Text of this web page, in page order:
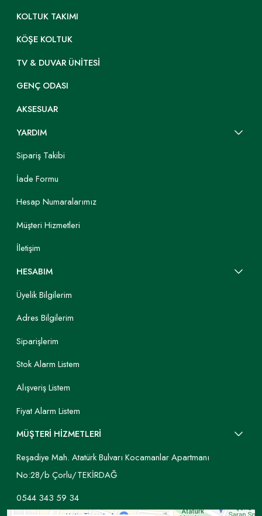
KOLTUK TAKIMI
KÖŞE KOLTUK
TV & DUVAR ÜNITESI
GENÇ ODASI
AKSESUAR
YARDIM
Sipariş Takibi
İade Formu
Hesap Numaralarımız
Müşteri Hizmetleri
İletişim
HESABIM
Üyelik Bilgilerim
Adres Bilgilerim
Siparişlerim
Stok Alarm Listem
Alışveriş Listem
Fiyat Alarm Listem
MÜŞTERİ HİZMETLERİ
Reşadiye Mah. Atatürk Bulvarı Kocamanlar Apartmanı
No:28/b Çorlu/TEKİRDAĞ
0544 343 59 34